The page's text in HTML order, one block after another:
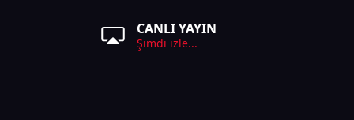
CANLI YAYIN
Şimdi izle...